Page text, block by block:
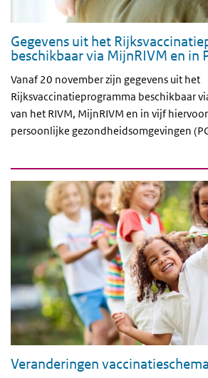
Gegevens uit het
beschikbaar via MijnRIVM en in
Vanaf 20 november zijn gegevens uit het
Rijksvaccinatieprogramma beschikbaar
van het RIVM, MijnRIVM en in vijf
persoonlijke gezondheidsomgevingen
Veranderingen